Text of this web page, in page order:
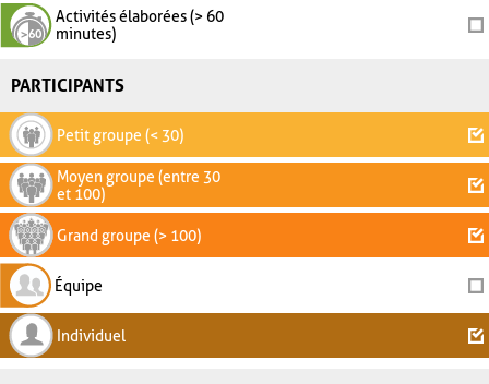
Activités élaborées (> 60
minutes)
PARTICIPANTS
Petit groupe (< 30)
Moyen groupe (entre 30
et 100)
Grand groupe (> 100)
Équipe
Individuel